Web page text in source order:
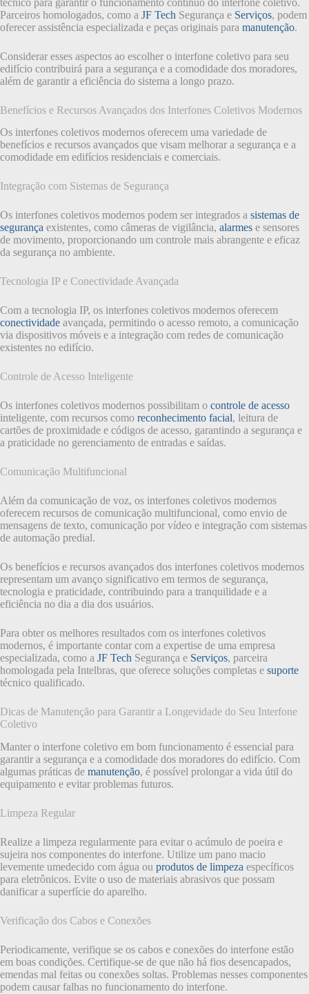
Parceiros homologados, como a JF Tech Segurança e Serviços, podem
oferecer assistência especializada e peças originais para manutenção.
Considerar esses aspectos ao escolher o interfone coletivo para seu
edifício contribuirá para a segurança e a comodidade dos moradores,
além de garantir a eficiência do sistema a longo prazo.
Benefícios e Recursos Avançados dos Interfones Coletivos Modernos
Os interfones coletivos modernos oferecem uma variedade de
benefícios e recursos avançados que visam melhorar a segurança e a
comodidade em edifícios residenciais e comerciais.
Integração com Sistemas de Segurança
Os interfones coletivos modernos podem ser integrados a sistemas de
segurança existentes, como câmeras de vigilância, alarmes e sensores
de movimento, proporcionando um controle mais abrangente e eficaz
da segurança no ambiente.
Tecnologia IP e Conectividade Avançada
Com a tecnologia IP, os interfones coletivos modernos oferecem
conectividade avançada, permitindo o acesso remoto, a comunicação
via dispositivos móveis e a integração com redes de comunicação
existentes no edifício.
Controle de Acesso Inteligente
Os interfones coletivos modernos possibilitam o controle de acesso
inteligente, com recursos como reconhecimento facial, leitura de
cartões de proximidade e códigos de acesso, garantindo a segurança e
a praticidade no gerenciamento de entradas e saídas.
Comunicação Multifuncional
Além da comunicação de voz, os interfones coletivos modernos
oferecem recursos de comunicação multifuncional, como envio de
mensagens de texto, comunicação por vídeo e integração com sistemas
de automação predial.
Os benefícios e recursos avançados dos interfones coletivos modernos
representam um avanço significativo em termos de segurança,
tecnologia e praticidade, contribuindo para a tranquilidade e a
eficiência no dia a dia dos usuários.
Para obter os melhores resultados com os interfones coletivos
modernos, é importante contar com a expertise de uma empresa
especializada, como a JF Tech Segurança e Serviços, parceira
homologada pela Intelbras, que oferece soluções completas e suporte
técnico qualificado.
Dicas de Manutenção para Garantir a Longevidade do Seu Interfone
Coletivo
Manter o interfone coletivo em bom funcionamento é essencial para
garantir a segurança e a comodidade dos moradores do edifício. Com
algumas práticas de manutenção, é possível prolongar a vida útil do
equipamento e evitar problemas futuros.
Limpeza Regular
Realize a limpeza regularmente para evitar o acúmulo de poeira e
sujeira nos componentes do interfone. Utilize um pano macio
levemente umedecido com água ou produtos de limpeza específicos
para eletrônicos. Evite o uso de materiais abrasivos que possam
danificar a superfície do aparelho.
Verificação dos Cabos e Conexões
Periodicamente, verifique se os cabos e conexões do interfone estão
em boas condições. Certifique-se de que não há fios desencapados,
emendas mal feitas ou conexões soltas. Problemas nesses componentes
podem causar falhas no funcionamento do interfone.